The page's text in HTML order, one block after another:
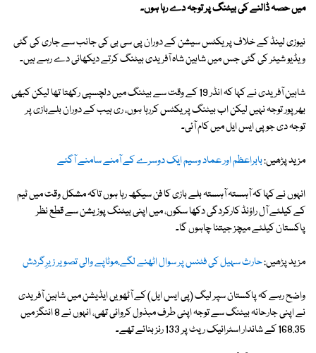
میں حصہ ڈالنے کی بیٹنگ پر توجہ دے رہا ہوں۔
نیوزی لینڈ کے خلاف پریکٹس سیشن کے دوران پی سی بی کی جانب سے جاری کی گئی
ویڈیو شیئر کی گئی جس میں شاہین شاہ آفریدی بیٹنگ کرتے دیکھائی دے رہے ہیں۔
شاہین آفریدی نے کہا کہ انڈر 19 کے وقت سے بیٹنگ میں دلچسپی رکھتا تھا لیکن کبھی
بھرپور توجہ نہیں لیکن اب بیٹنگ پریکٹس کررہا ہوں، ری ہیب کے دوران بلےبازی پر
توجہ دی جو پی ایس ایل میں کام آئی۔
مزید پڑھیں:بابراعظم اور عماد وسیم ایک دوسرے کے آمنے سامنے آگئے
انہوں نے کہا کہ آہستہ آہستہ بلے بازی کا فن سیکھ رہا ہوں تاکہ مشکل وقت میں ٹیم
کے کیلئے آل راؤنڈ کارکردگی دکھا سکوں، میں اپنی بیٹنگ پوزیشن سے قطع نظر
پاکستان کیلئے میچز جیتنا چاہوں گا۔
مزید پڑھیں:حارث سہیل کی فٹنس پر سوال اٹھنے لگے،موٹاپے والی تصویر زیرِگردش
واضح رہے کہ پاکستان سپر لیگ (پی ایس ایل) کے آٹھویں ایڈیشن میں شاہین آفریدی
نے اپنی جارحانہ بیٹنگ سے توجہ اپنی طرف مبذول کروائی تھی، انہوں نے 8 اننگز میں
168.35 کے شاندار اسٹرائیک ریٹ پر 133 رنز بنائے تھے۔